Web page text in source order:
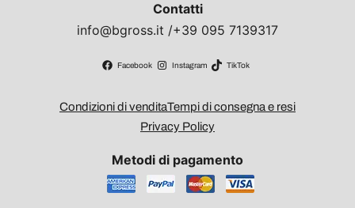
Contatti
info@bgross.it /+39 095 7139317
Facebook Instagram TikTok
Condizioni di venditaTempi di consegna e resi
Privacy Policy
Metodi di pagamento